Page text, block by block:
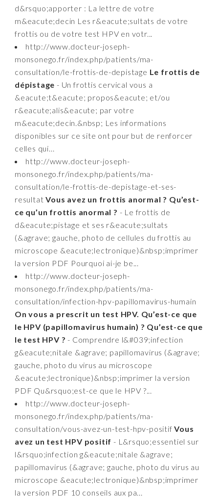
d&rsquo;apporter : La lettre de votre
m&eacute;decin Les r&eacute;sultats de votre
frottis ou de votre test HPV en votr...
http://www.docteur-joseph-
monsonego.fr/index.php/patients/ma-
consultation/le-frottis-de-depistage Le frottis de
dépistage - Un frottis cervical vous a
&eacute;t&eacute; propos&eacute; et/ou
r&eacute;alis&eacute; par votre
m&eacute;decin.&nbsp; Les informations
disponibles sur ce site ont pour but de renforcer
celles qui...
http://www.docteur-joseph-
monsonego.fr/index.php/patients/ma-
consultation/le-frottis-de-depistage-et-ses-
resultatVous avez un frottis anormal ? Qu’est-
ce qu’un frottis anormal ? - Le frottis de
d&eacute;pistage et ses r&eacute;sultats
(&agrave; gauche, photo de cellules du frottis au
microscope &eacute;lectronique)&nbsp;imprimer
la version PDF Pourquoi ai-je be...
http://www.docteur-joseph-
monsonego.fr/index.php/patients/ma-
consultation/infection-hpv-papillomavirus-humain
On vous a prescrit un test HPV. Qu’est-ce que
le HPV (papillomavirus humain) ? Qu’est-ce que
le test HPV ? - Comprendre l&#039;infection
g&eacute;nitale &agrave; papillomavirus (&agrave;
gauche, photo du virus au microscope
&eacute;lectronique)&nbsp;imprimer la version
PDF Qu&rsquo;est-ce que le HPV ?...
http://www.docteur-joseph-
monsonego.fr/index.php/patients/ma-
consultation/vous-avez-un-test-hpv-positifVous
avez un test HPV positif - L&rsquo;essentiel sur
l&rsquo;infection g&eacute;nitale &agrave;
papillomavirus (&agrave; gauche, photo du virus au
microscope &eacute;lectronique)&nbsp;imprimer
la version PDF 10 conseils aux pa...